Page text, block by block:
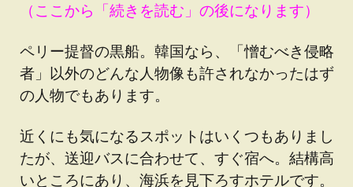
（ここから「続きを読む」の後になります）
ペリー提督の黒船。韓国なら、「憎むべき侵略
者」以外のどんな人物像も許されなかったはず
の人物でもあります。
近くにも気になるスポットはいくつもありまし
たが、送迎バスに合わせて、すぐ宿へ。結構高
いところにあり、海浜を見下ろすホテルです。